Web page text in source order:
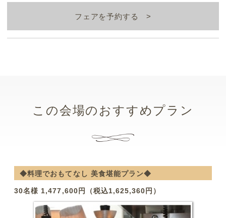
フェアを予約する
この会場のおすすめプラン
◆料理でおもてなし 美食堪能プラン◆
30名様 1,477,600円（税込1,625,360円）